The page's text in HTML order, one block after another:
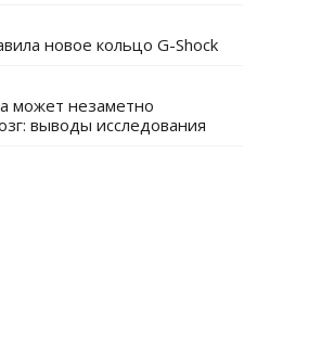
новое кольцо G-Shock
может незаметно
выводы исследования